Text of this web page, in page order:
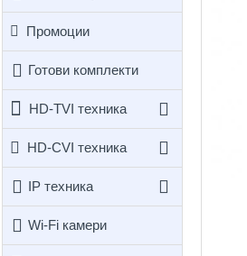
Промоции
Готови комплекти
HD-TVI техника
HD-CVI техника
IP техника
Wi-Fi камери